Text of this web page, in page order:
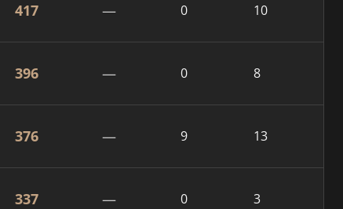
417 — 0 10
396 — 0 8
376 — 9 13
337 — 0 3